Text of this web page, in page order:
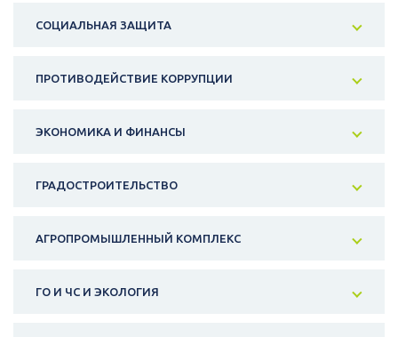
СОЦИАЛЬНАЯ ЗАЩИТА
ПРОТИВОДЕЙСТВИЕ КОРРУПЦИИ
ЭКОНОМИКА И ФИНАНСЫ
ГРАДОСТРОИТЕЛЬСТВО
АГРОПРОМЫШЛЕННЫЙ КОМПЛЕКС
ГО И ЧС И ЭКОЛОГИЯ